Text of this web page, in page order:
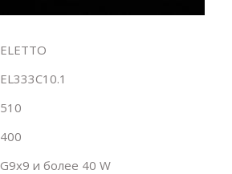
ELETTO
EL333C10.1
510
400
G9х9 и более 40 W